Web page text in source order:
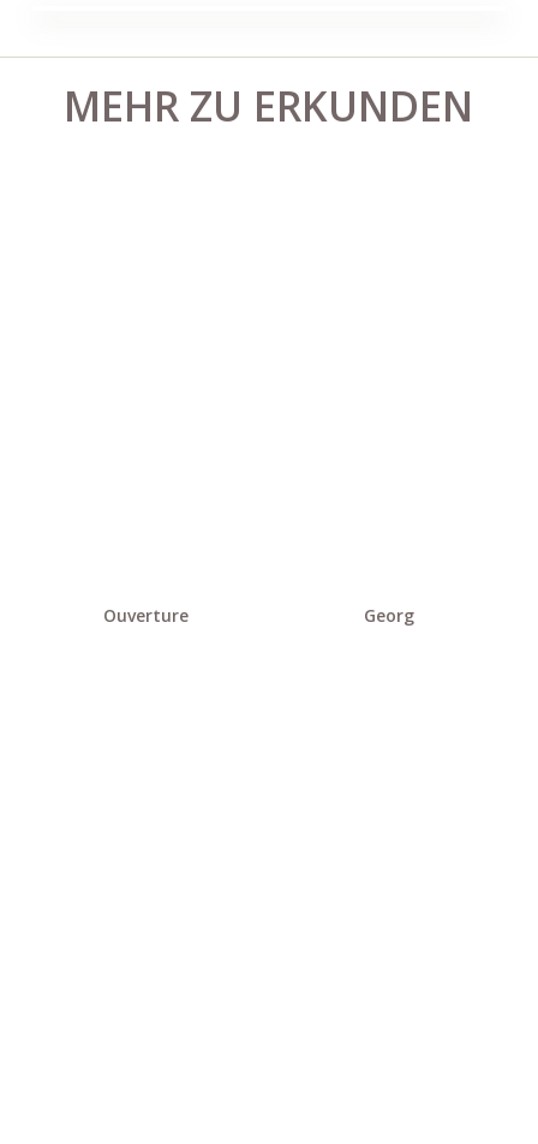
MEHR ZU ERKUNDEN
Ouverture Georg